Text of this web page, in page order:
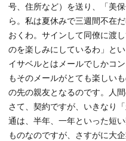
号、住所など）を送り、「美
ら。私は夏休みで三週間不在
おくわ。サインして同僚に渡
のを楽しみにしているわ」と
イサベルとはメールでしかコ
もそのメールがとても楽しい
の先の親友となるのです。人
さて、契約ですが、いきなり
通は、半年、一年といった短
ものなのですが、さすがに大